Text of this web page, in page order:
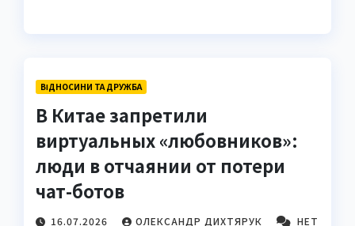
ВІДНОСИНИ ТА ДРУЖБА
В Китае запретили
виртуальных «любовников»:
люди в отчаянии от потери
чат-ботов
16.07.2026 ОЛЕКСАНДР ДИХТЯРУК НЕТ